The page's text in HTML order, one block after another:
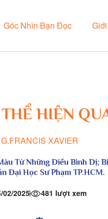
Góc Nhìn Bạn Đọc
HIỆN
G.FRANCIS XAVIER
Từ Những Điều Bình Dị;
Đại Học Sư Phạm TP.HCM.
02/2025 481 lượt xem